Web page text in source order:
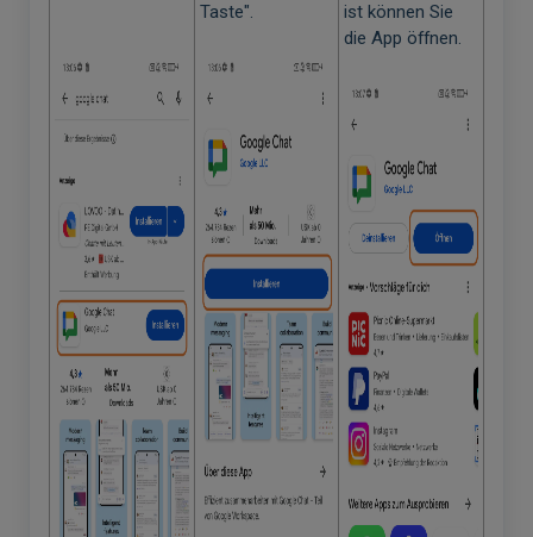
Taste".
ist können Sie
die App öffnen.